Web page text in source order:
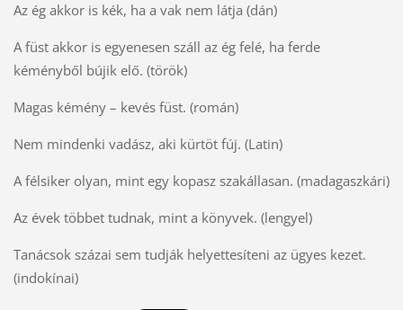
Az ég akkor is kék, ha a vak nem látja (dán)
A füst akkor is egyenesen száll az ég felé, ha ferde
kéményből bújik elő. (török)
Magas kémény – kevés füst. (román)
Nem mindenki vadász, aki kürtöt fúj. (Latin)
A félsiker olyan, mint egy kopasz szakállasan. (madagaszkári)
Az évek többet tudnak, mint a könyvek. (lengyel)
Tanácsok százai sem tudják helyettesíteni az ügyes kezet.
(indokínai)